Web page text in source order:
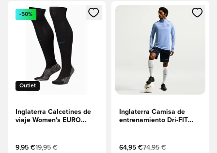
Abre un modal para iniciar sesión o registrarse como
Outlet
-50%
Inglaterra Calcetines de
viaje Women's EURO
9,95 €19,95 €
Abre un modal para iniciar
Inglaterra Camisa de
entrenamiento Dri-FIT
Blue/Obsidiana/Blanco
64,95 €74,95 €